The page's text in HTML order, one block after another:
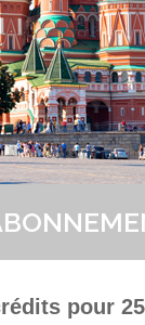
> Achetez 12 demandes
pour